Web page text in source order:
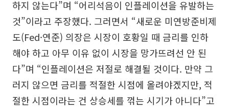
하지 않는다”며 “어리석음이 인플레이션을 유발하는
것”이라고 주장했다. 그러면서 “새로운 미연방준비제
도(Fed·연준) 의장은 시장이 호황일 때 금리를 인하
해야 하고 아무 이유 없이 시장을 망가뜨려선 안 된
다”며 “인플레이션은 저절로 해결될 것이다. 만약 그
러지 않으면 금리를 적절한 시점에 올려야겠지만, 적
절한 시점이라는 건 상승세를 꺾는 시기가 아니다”고